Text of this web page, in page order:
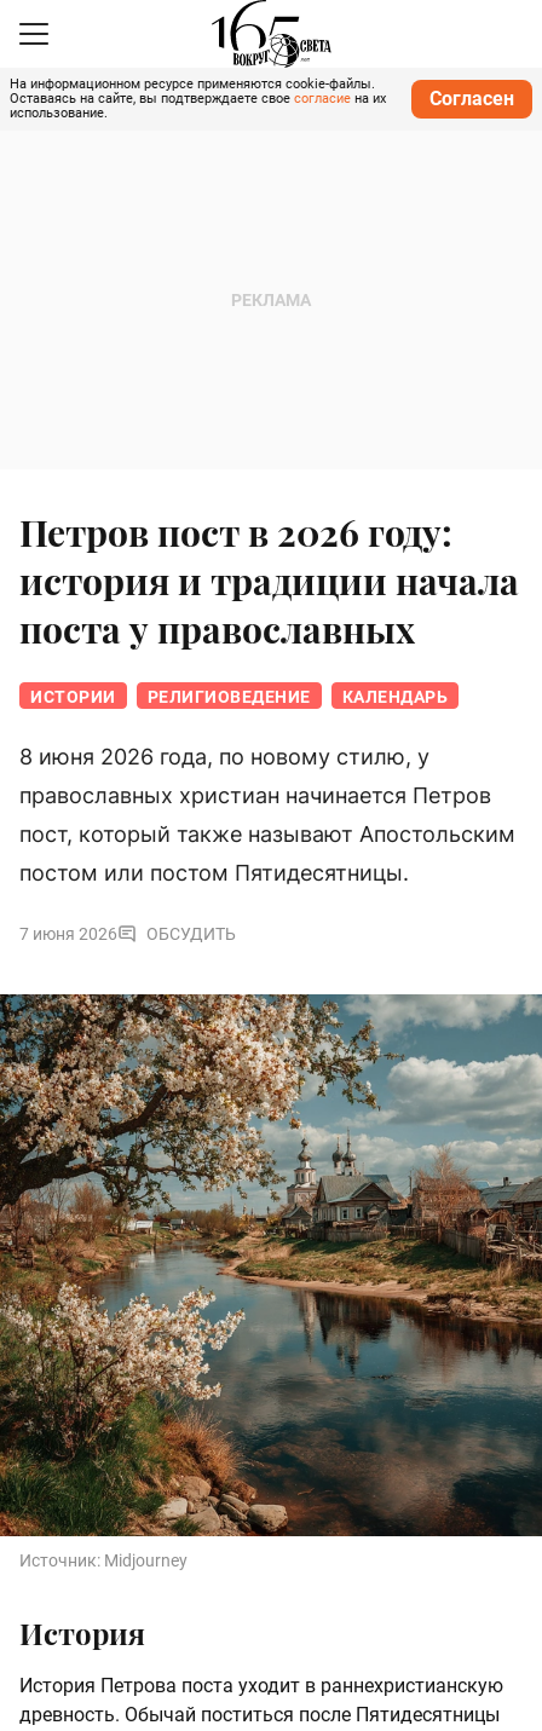
На информационном ресурсе применяются cookie-файлы.
Оставаясь на сайте, вы подтверждаете свое согласие на их
использование.
Согласен
Петров пост в 2026 году:
история и традиции начала
поста у православных
ИСТОРИИ РЕЛИГИОВЕДЕНИЕ КАЛЕНДАРЬ
8 июня 2026 года, по новому стилю, у
православных христиан начинается Петров
пост, который также называют Апостольским
постом или постом Пятидесятницы.
7 июня 2026 ОБСУДИТЬ
Источник: Midjourney
История
История Петрова поста уходит в раннехристианскую
древность. Обычай поститься после Пятидесятницы